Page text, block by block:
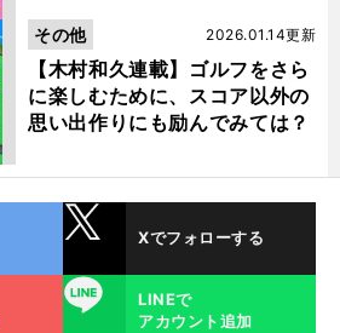
【木村和久連載】ゴルフをさら
に楽しむために、スコア以外の
思い出作りにも励んでみては？
2026.01.14更新
その他
Xでフォローする
LINE
LINEで
アカウント追加